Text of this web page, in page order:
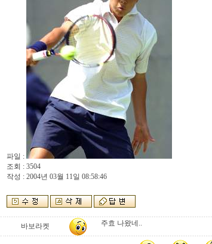
파일 :
조회 : 3504
작성 : 2004년 03월 11일 08:58:46
바보라켓 주효 나왔네..